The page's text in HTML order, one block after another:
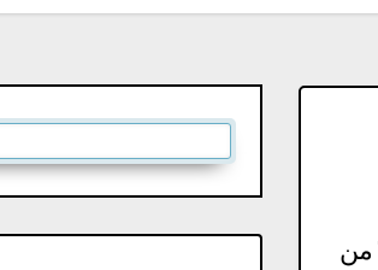
تحميل برنامج Total Commander 9.21 من